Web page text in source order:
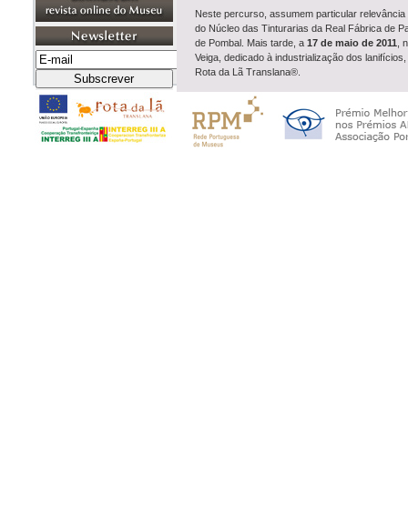
Neste percurso, assumem particular
do Núcleo das Tinturarias da Real Fábrica de
de Pombal. Mais tarde, a 17 de maio de 2011 ,
Veiga, dedicado à industrialização dos
Rota da Lã Translana®.
A evocação destas datas sublinha o percurso
preservação da memória e a valorização do
Parabéns à UBI e a toda a sua comunidade